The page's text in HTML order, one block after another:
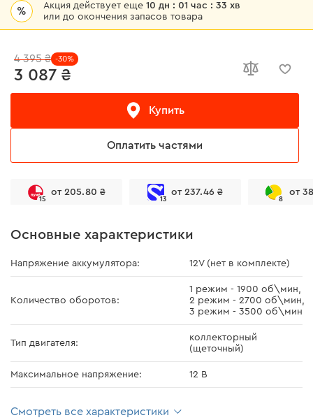
% Акция действует еще10 дн : 01 час : 33 хв
или до окончения запасов товара
3 087 ₴
4 395 ₴ -30%
Купить
Оплатить частями
15
от 205.80 ₴
13
от 237.46 ₴
8
от
Основные характеристики
Напряжение аккумулятора: 12V (нет в комплекте)
Количество оборотов:
1 режим - 1900 об\мин,
2 режим - 2700 об\мин,
3 режим - 3500 об\мин
Тип двигателя:
коллекторный
(щеточный)
Максимальное напряжение: 12 В
Смотреть все характеристики